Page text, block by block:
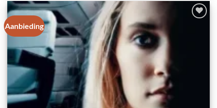
Aanbieding